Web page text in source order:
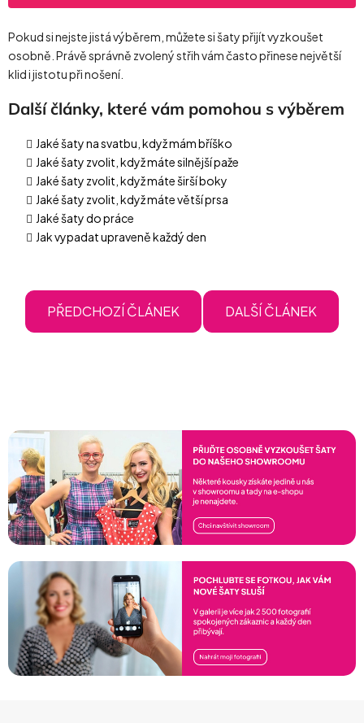
Pokud si nejste jistá výběrem, můžete si šaty přijít vyzkoušet
osobně. Právě správně zvolený střih vám často přinese největší
klid i jistotu při nošení.
Další články, které vám pomohou s výběrem
Jaké šaty na svatbu, když mám bříško
Jaké šaty zvolit, když máte silnější paže
Jaké šaty zvolit, když máte širší boky
Jaké šaty zvolit, když máte větší prsa
Jaké šaty do práce
Jak vypadat upraveně každý den
PŘEDCHOZÍ ČLÁNEK DALŠÍ ČLÁNEK